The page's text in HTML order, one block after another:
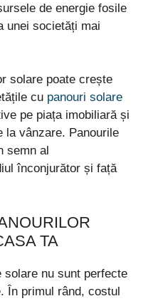
de energie fosile
unei societăți mai
solare poate crește
cu panouri solare
pe piața imobiliară și
la vânzare. Panourile
semn al
înconjurător și față
TA
solare nu sunt perfecte
În primul rând, costul